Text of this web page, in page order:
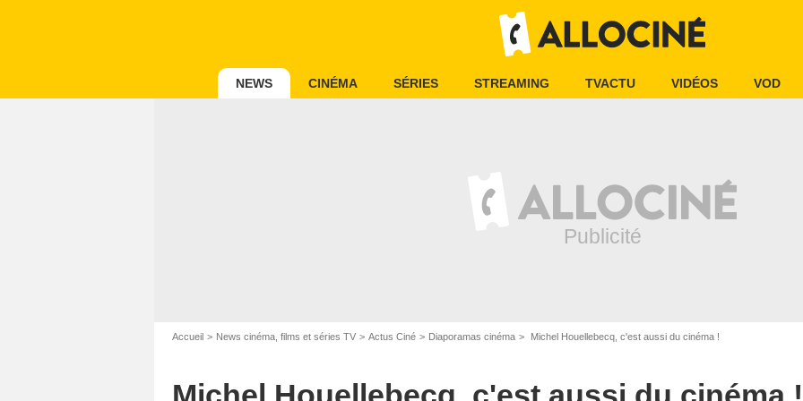
NEWS CINÉMA SÉRIES STREAMING TVACTU VIDÉOS VOD
Accueil News cinéma, films et séries TV Actus Ciné Diaporamas cinéma Michel Houellebecq, c'est aussi du cinéma !